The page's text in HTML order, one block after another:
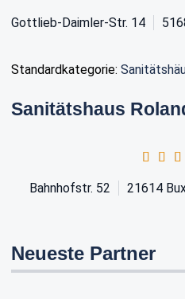
Gottlieb-Daimler-Str. 14
Standardkategorie:
Sanitätshaus
Bahnhofstr. 52 21614
Neueste Partner